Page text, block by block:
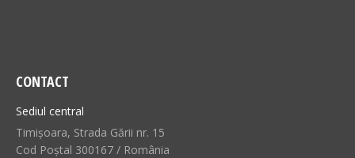
CONTACT
Sediul central
Timișoara, Strada Gării nr. 15
Cod Poștal 300167 / România